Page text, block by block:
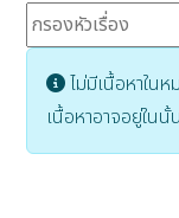
กรองหัวเรื่อง
Info
ไม่มีเนื้อหาใน
เนื้อหาอาจอยู่ในนั้น